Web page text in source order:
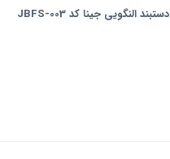
دستبند النگویی جینا کد JBFS-003